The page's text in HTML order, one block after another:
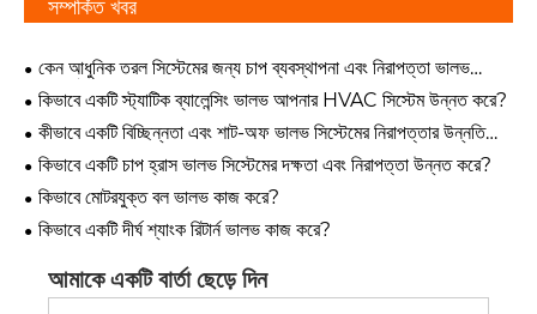
সম্পর্কিত খবর
কেন আধুনিক তরল সিস্টেমের জন্য চাপ ব্যবস্থাপনা এবং নিরাপত্তা ভালভ
অপরিহার্য?
কিভাবে একটি স্ট্যাটিক ব্যালেন্সিং ভালভ আপনার HVAC সিস্টেম উন্নত করে?
কীভাবে একটি বিচ্ছিন্নতা এবং শাট-অফ ভালভ সিস্টেমের নিরাপত্তার উন্নতি
করে?
কিভাবে একটি চাপ হ্রাস ভালভ সিস্টেমের দক্ষতা এবং নিরাপত্তা উন্নত করে?
কিভাবে মোটরযুক্ত বল ভালভ কাজ করে?
কিভাবে একটি দীর্ঘ শ্যাংক রিটার্ন ভালভ কাজ করে?
আমাকে একটি বার্তা ছেড়ে দিন